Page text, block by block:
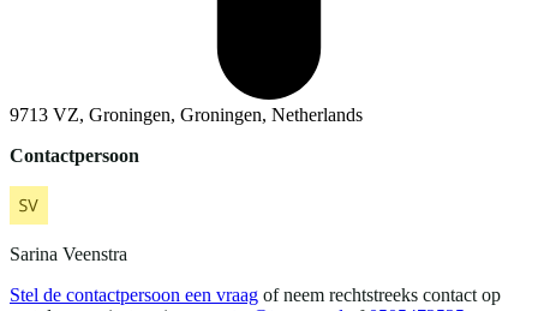
9713 VZ, Groningen, Groningen, Netherlands
Contactpersoon
Sarina Veenstra
Stel de contactpersoon een vraag of neem rechtstreeks contact op